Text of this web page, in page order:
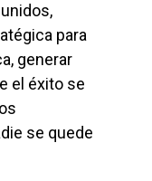
para
generar
el éxito se
se quede